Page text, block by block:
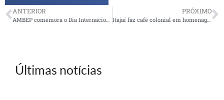
ANTERIOR PRÓXIMO
Itajaí faz café colonial em homenagem ao Dia Internacional da Mulher
Últimas notícias